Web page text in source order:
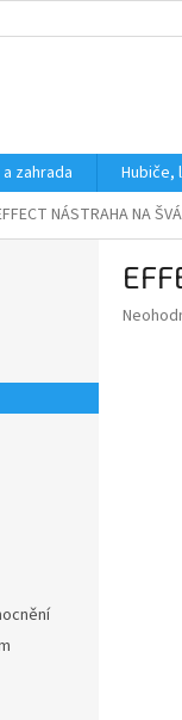
a zahrada Hubiče,
NÁSTRAHA NA